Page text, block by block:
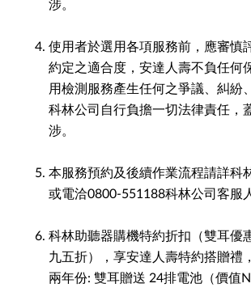
涉。
使用者於選用各項服務前，應審慎
約定之適合度，安達人壽不負任何
用檢測服務產生任何之爭議、糾紛
科林公司自行負擔一切法律責任，
涉。
本服務預約及後續作業流程請詳科
或電洽0800-551188科林公司客服
科林助聽器購機特約折扣（雙耳優
九五折），享安達人壽特約搭贈禮
兩年份: 雙耳贈送 24排電池（價值